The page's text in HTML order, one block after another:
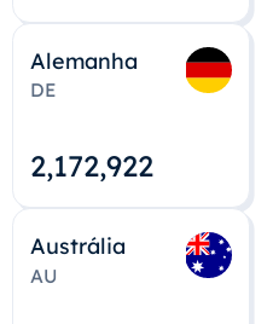
Alemanha
DE
2,172,922
Austrália
AU